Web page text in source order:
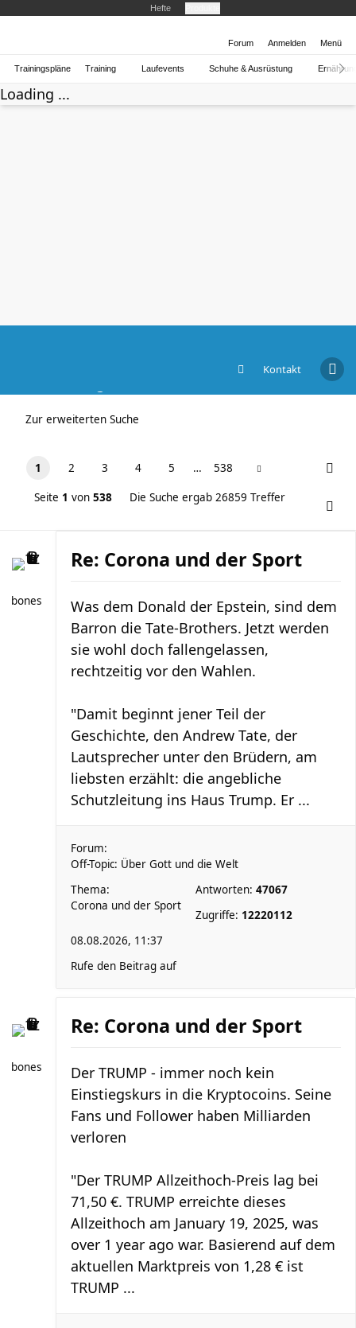
Hefte
Forum Anmelden Menü
Trainingspläne Training Laufevents Schuhe & Ausrüstung
Loading ...
Kontakt
Zur erweiterten Suche
1 2 3 4 5 … 538
Seite 1 von 538 Die Suche ergab 26859 Treffer
bones
Re: Corona und der Sport
Was dem Donald der Epstein, sind dem
Barron die Tate-Brothers. Jetzt werden
sie wohl doch fallengelassen,
rechtzeitig vor den Wahlen.
"Damit beginnt jener Teil der
Geschichte, den Andrew Tate, der
Lautsprecher unter den Brüdern, am
liebsten erzählt: die angebliche
Schutzleitung ins Haus Trump. Er ...
Forum:
Off-Topic: Über Gott und die Welt
Thema:
Corona und der Sport
Antworten: 47067
Zugriffe: 12220112
08.08.2026, 11:37
Rufe den Beitrag auf
bones
Re: Corona und der Sport
Der TRUMP - immer noch kein
Einstiegskurs in die Kryptocoins. Seine
Fans und Follower haben Milliarden
verloren
"Der TRUMP Allzeithoch-Preis lag bei
71,50 €. TRUMP erreichte dieses
Allzeithoch am January 19, 2025, was
over 1 year ago war. Basierend auf dem
aktuellen Marktpreis von 1,28 € ist
TRUMP ...